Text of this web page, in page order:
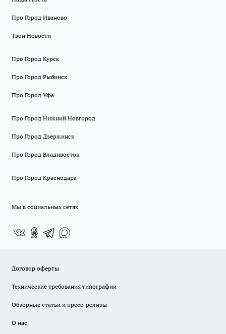
Про Город Иваново
Твои Новости
Про Город Курск
Про Город Рыбинск
Про Город Уфа
Про Город Нижний Новгород
Про Город Дзержинск
Про Город Владивосток
Про Город Краснодара
Мы в социальных сетях
Договор оферты
Технические требования типографии
Обзорные статьи и пресс-релизы
О нас